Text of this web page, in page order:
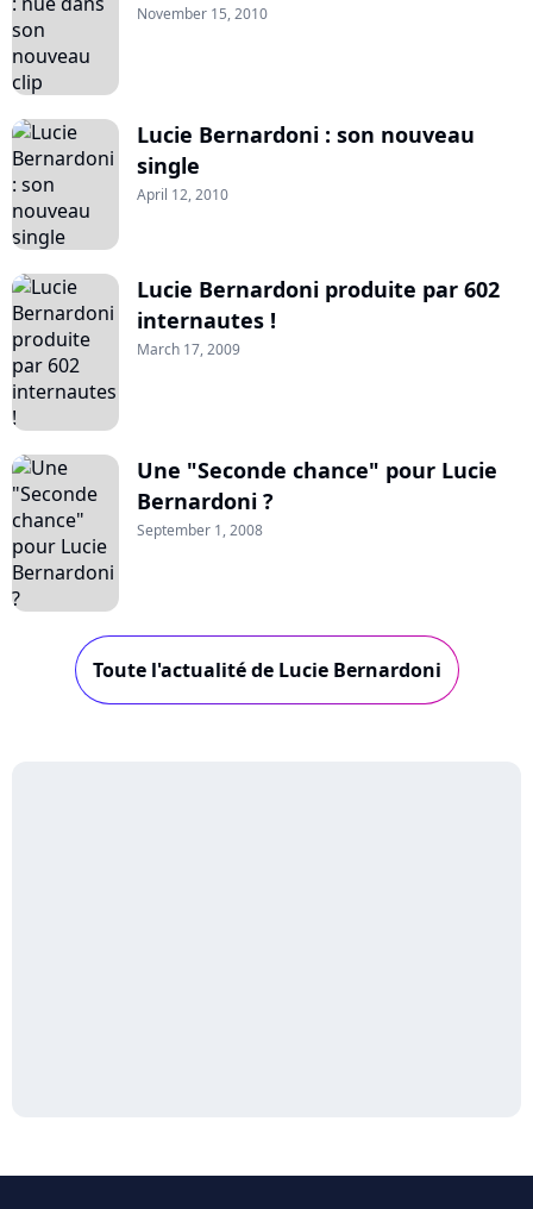
November 15, 2010
Lucie Bernardoni : son nouveau
single
April 12, 2010
Lucie Bernardoni produite par 602
internautes !
March 17, 2009
Une "Seconde chance" pour Lucie
Bernardoni ?
September 1, 2008
Toute l'actualité de Lucie Bernardoni